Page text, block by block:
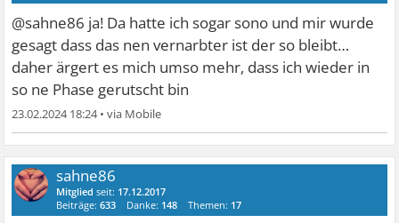
@sahne86 ja! Da hatte ich sogar sono und mir wurde
gesagt dass das nen vernarbter ist der so bleibt…
daher ärgert es mich umso mehr, dass ich wieder in
so ne Phase gerutscht bin
23.02.2024 18:24•
sahne86
Mitglied seit: 17.12.2017
Beiträge:633 Danke: 148 Themen: 17